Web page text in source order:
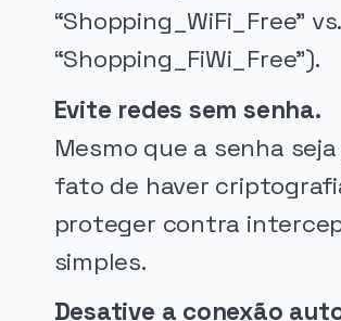
“Shopping_WiFi_Free” vs.
“Shopping_FiWi_Free”).
Evite redes sem senha.
Mesmo que a senha
fato de haver
proteger contra
simples.
Desative a conexão